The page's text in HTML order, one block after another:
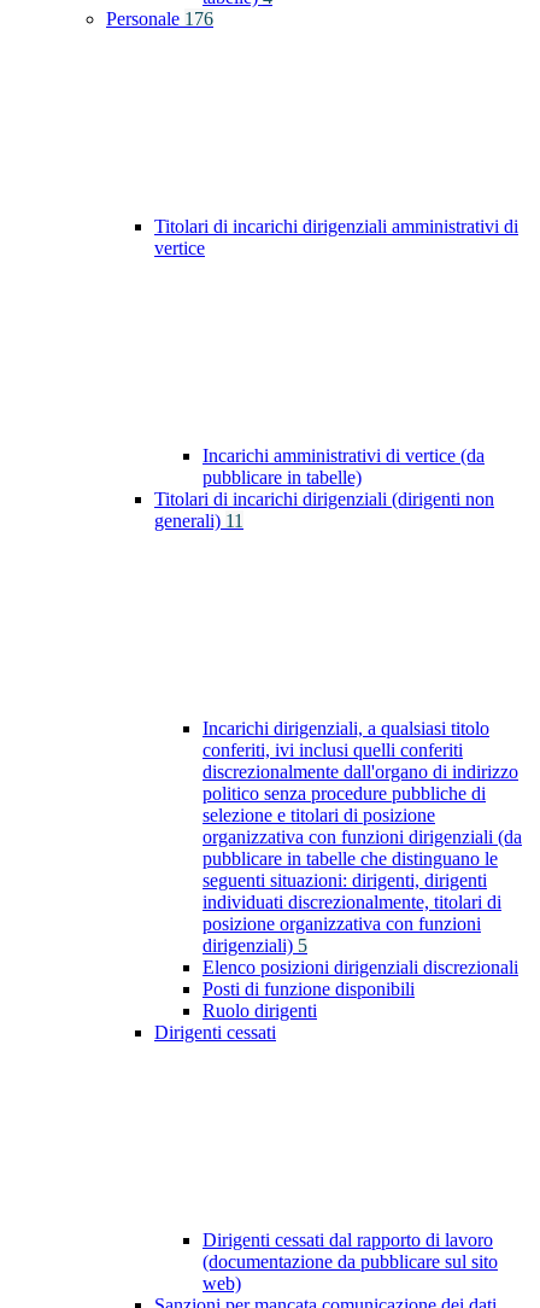
Personale 176
Titolari di incarichi dirigenziali amministrativi di
vertice
Incarichi amministrativi di vertice (da
pubblicare in tabelle)
Titolari di incarichi dirigenziali (dirigenti non
generali) 11
Incarichi dirigenziali, a qualsiasi titolo
conferiti, ivi inclusi quelli conferiti
discrezionalmente dall'organo di indirizzo
politico senza procedure pubbliche di
selezione e titolari di posizione
organizzativa con funzioni dirigenziali (da
pubblicare in tabelle che distinguano le
seguenti situazioni: dirigenti, dirigenti
individuati discrezionalmente, titolari di
posizione organizzativa con funzioni
dirigenziali) 5
Elenco posizioni dirigenziali discrezionali
Posti di funzione disponibili
Ruolo dirigenti
Dirigenti cessati
Dirigenti cessati dal rapporto di lavoro
(documentazione da pubblicare sul sito
web)